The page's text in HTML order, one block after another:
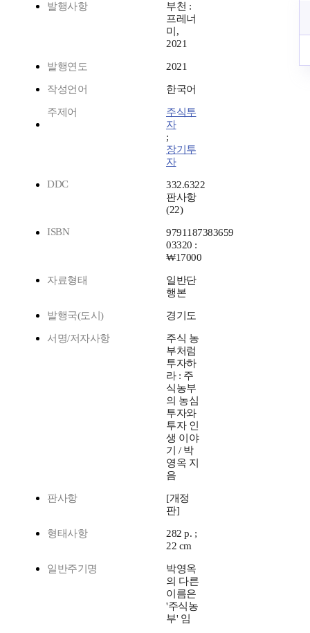
발행사항
부천 :
프레너
미,
2021
발행연도 2021
작성언어 한국어
주제어
주식투
자
;
장기투
자
DDC
332.6322
판사항
(22)
ISBN
9791187383659
03320 :
₩17000
자료형태
일반단
행본
발행국(도시) 경기도
서명/저자사항
주식 농
부처럼
투자하
라 : 주
식농부
의 농심
투자와
투자 인
생 이야
기 / 박
영옥 지
음
판사항
[개정
판]
형태사항
282 p. ;
22 cm
일반주기명
박영옥
의 다른
이름은
'주식농
부' 임